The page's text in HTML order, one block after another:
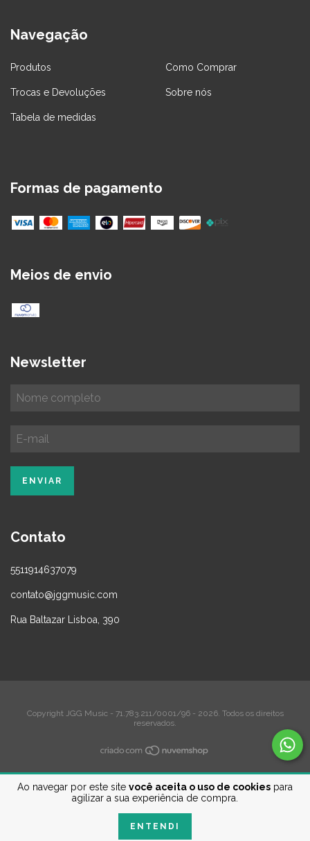
Ao navegar por este site você aceita o uso de cookies para
agilizar a sua experiência de compra.
ENTENDI
Navegação
Produtos Como Comprar
Trocas e Devoluções Sobre nós
Tabela de medidas
Formas de pagamento
Meios de envio
Newsletter
Contato
5511914637079
contato@jggmusic.com
Rua Baltazar Lisboa, 390
Copyright JGG Music - 71.783.211/0001/96 - 2026. Todos os direitos
reservados.